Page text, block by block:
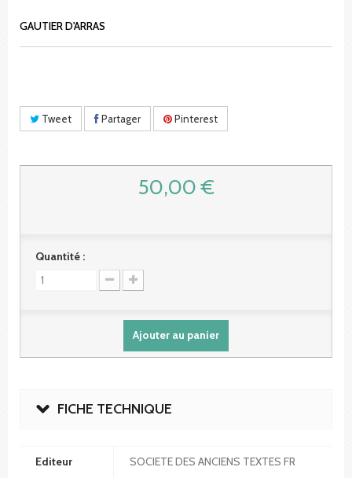
GAUTIER D'ARRAS
Tweet Partager Pinterest
50,00 €
Quantité :
Ajouter au panier
FICHE TECHNIQUE
Editeur SOCIETE DES ANCIENS TEXTES FR